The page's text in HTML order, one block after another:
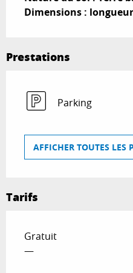
Dimensions :
Prestations
Parking
AFFICHER TOUTES LES
Tarifs
Gratuit
—